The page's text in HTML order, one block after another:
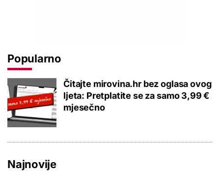
Popularno
Čitajte mirovina.hr bez oglasa ovog
ljeta: Pretplatite se za samo 3,99 €
mjesečno
Najnovije